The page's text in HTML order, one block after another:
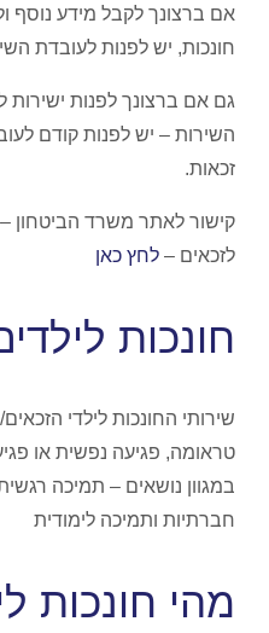
אם ברצונך לקבל מידע נוסף
חונכות, יש לפנות לעובדת
גם אם ברצונך לפנות
השירות – יש לפנות קודם
זכאות.
קישור לאתר משרד הביטחון
לזכאים – לחץ כאן
חונכות
שירותי החונכות לילדי
טראומה, פגיעה נפשית או
במגוון נושאים – תמיכה
חברתיות ותמיכה לימודית
מהי חונכות